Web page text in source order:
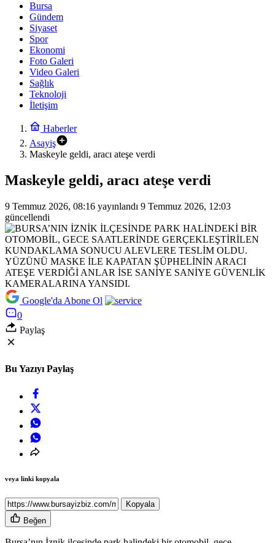
Bursa
Gündem
Siyaset
Spor
Ekonomi
Foto Galeri
Video Galeri
Sağlık
Teknoloji
İletişim
Haberler
Asayiş
Maskeyle geldi, aracı ateşe verdi
Maskeyle geldi, aracı ateşe verdi
9 Temmuz 2026, 08:16 yayınlandı 9 Temmuz 2026, 12:03
güncellendi
Google'da Abone Ol
0
Paylaş
Bu Yazıyı Paylaş
veya linki kopyala
Kopyala
Beğen